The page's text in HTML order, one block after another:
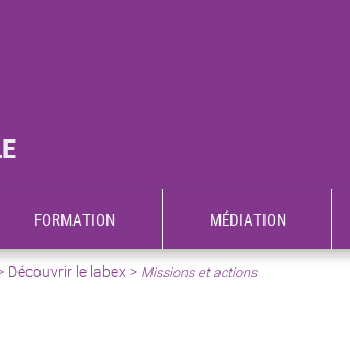
FORMATION MÉDIATION
Découvrir le labex > Missions et actions